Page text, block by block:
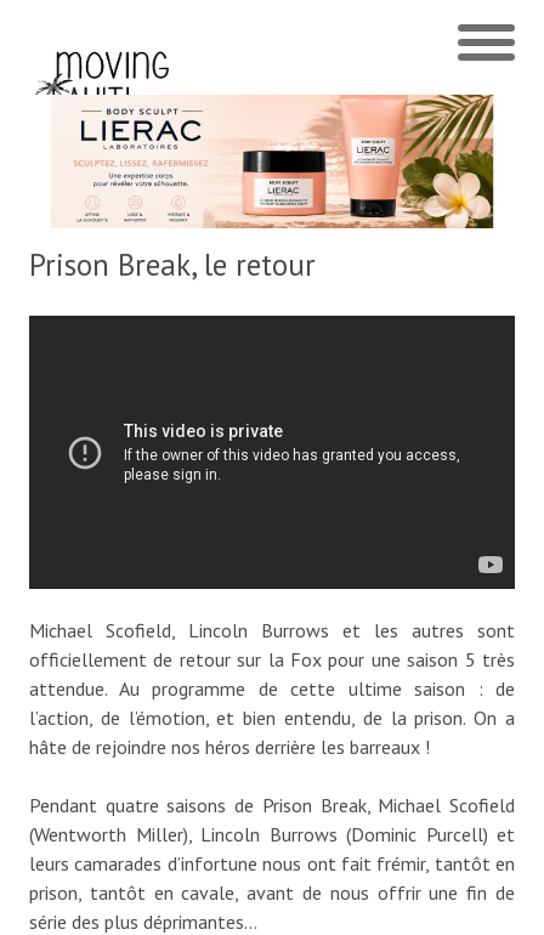
Prison Break, le retour
Michael Scofield, Lincoln Burrows et les autres sont
officiellement de retour sur la Fox pour une saison 5 très
attendue. Au programme de cette ultime saison : de
l’action, de l’émotion, et bien entendu, de la prison. On a
hâte de rejoindre nos héros derrière les barreaux !
Pendant quatre saisons de Prison Break, Michael Scofield
(Wentworth Miller), Lincoln Burrows (Dominic Purcell) et
leurs camarades d’infortune nous ont fait frémir, tantôt en
prison, tantôt en cavale, avant de nous offrir une fin de
série des plus déprimantes…